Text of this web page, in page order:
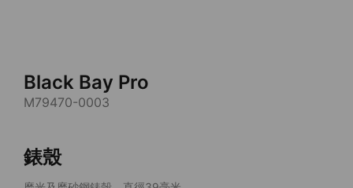
Black Bay Pro
M79470-0003
錶殼